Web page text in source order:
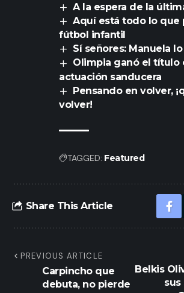
A la espera de la
Aquí está todo lo que
fútbol infantil
Sí señores: Manuela
Olimpia ganó el título
actuación sanducera
Pensando en volver,
volver!
TAGGED: Featured
Share This Article
PREVIOUS ARTICLE
Carpincho que
debuta, no pierde
Belkis
sus